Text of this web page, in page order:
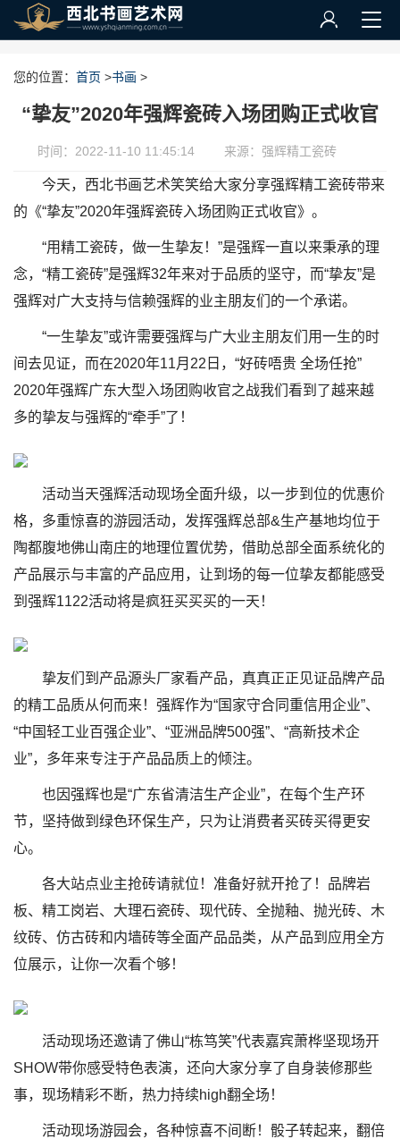
您的位置： 首页 >书画 >
“挚友”2020年强辉瓷砖入场团购正式收官
时间：2022-11-10 11:45:14 来源：强辉精工瓷砖
今天，西北书画艺术笑笑给大家分享强辉精工瓷砖带来
的《“挚友”2020年强辉瓷砖入场团购正式收官》。
“用精工瓷砖，做一生挚友！”是强辉一直以来秉承的理
念，“精工瓷砖”是强辉32年来对于品质的坚守，而“挚友”是
强辉对广大支持与信赖强辉的业主朋友们的一个承诺。
“一生挚友”或许需要强辉与广大业主朋友们用一生的时
间去见证，而在2020年11月22日，“好砖唔贵 全场任抢”
2020年强辉广东大型入场团购收官之战我们看到了越来越
多的挚友与强辉的“牵手”了！
活动当天强辉活动现场全面升级，以一步到位的优惠价
格，多重惊喜的游园活动，发挥强辉总部&生产基地均位于
陶都腹地佛山南庄的地理位置优势，借助总部全面系统化的
产品展示与丰富的产品应用，让到场的每一位挚友都能感受
到强辉1122活动将是疯狂买买买的一天！
挚友们到产品源头厂家看产品，真真正正见证品牌产品
的精工品质从何而来！强辉作为“国家守合同重信用企业”、
“中国轻工业百强企业”、“亚洲品牌500强”、“高新技术企
业”，多年来专注于产品品质上的倾注。
也因强辉也是“广东省清洁生产企业”，在每个生产环
节，坚持做到绿色环保生产，只为让消费者买砖买得更安
心。
各大站点业主抢砖请就位！准备好就开抢了！品牌岩
板、精工岗岩、大理石瓷砖、现代砖、全抛釉、抛光砖、木
纹砖、仿古砖和内墙砖等全面产品品类，从产品到应用全方
位展示，让你一次看个够！
活动现场还邀请了佛山“栋笃笑”代表嘉宾萧桦坚现场开
SHOW带你感受特色表演，还向大家分享了自身装修那些
事，现场精彩不断，热力持续high翻全场！
活动现场游园会，各种惊喜不间断！骰子转起来，翻倍